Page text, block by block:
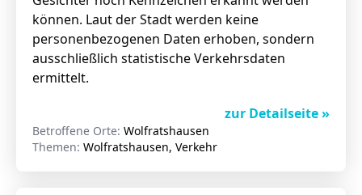
können. Laut der Stadt werden keine
personenbezogenen Daten erhoben, sondern
ausschließlich statistische Verkehrsdaten
ermittelt.
zur Detailseite »
Betroffene Orte: Wolfratshausen
Themen: Wolfratshausen, Verkehr